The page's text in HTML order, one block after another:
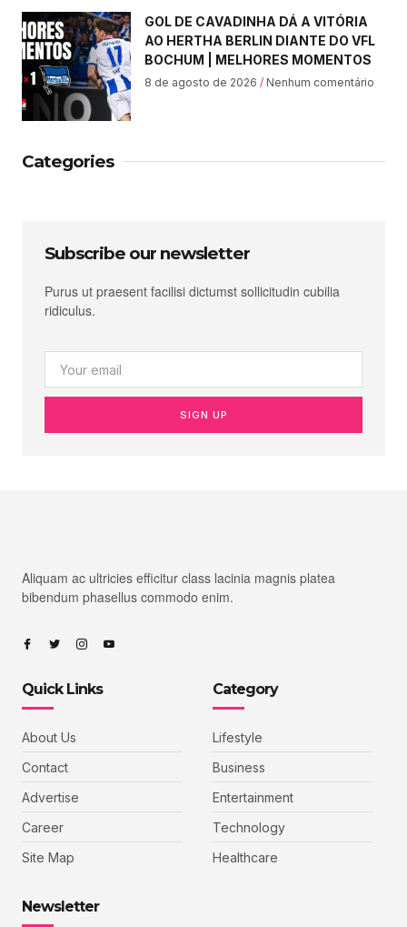
GOL DE CAVADINHA DÁ A VITÓRIA
AO HERTHA BERLIN DIANTE DO VFL
BOCHUM | MELHORES MOMENTOS
8 de agosto de 2026 Nenhum comentário
Categories
Subscribe our newsletter
Purus ut praesent facilisi dictumst sollicitudin cubilia
ridiculus.
SIGN UP
Aliquam ac ultricies efficitur class lacinia magnis platea
bibendum phasellus commodo enim.
Quick Links
About Us
Contact
Advertise
Career
Site Map
Category
Lifestyle
Business
Entertainment
Technology
Healthcare
Newsletter